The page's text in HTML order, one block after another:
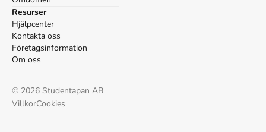
Resurser
Hjälpcenter
Kontakta oss
Företagsinformation
Om oss
© 2026 Studentapan AB
VillkorCookies